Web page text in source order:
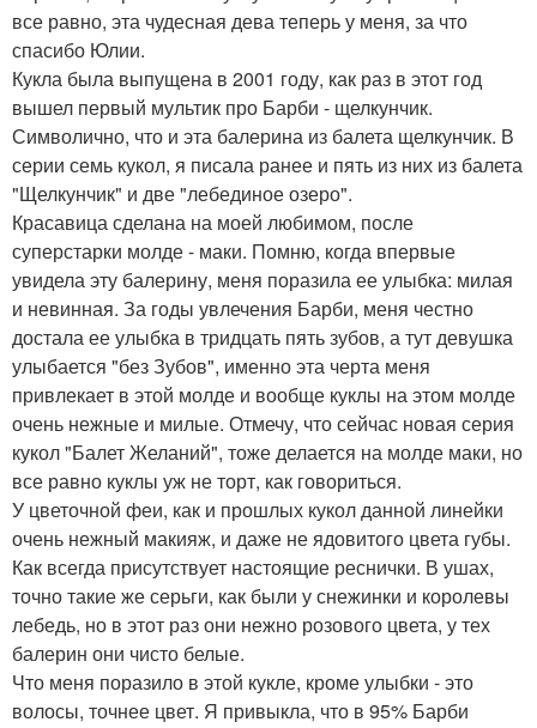
все равно, эта чудесная дева теперь у меня, за что
спасибо Юлии.
Кукла была выпущена в 2001 году, как раз в этот год
вышел первый мультик про Барби - щелкунчик.
Символично, что и эта балерина из балета щелкунчик. В
серии семь кукол, я писала ранее и пять из них из балета
"Щелкунчик" и две "лебединое озеро".
Красавица сделана на моей любимом, после
суперстарки молде - маки. Помню, когда впервые
увидела эту балерину, меня поразила ее улыбка: милая
и невинная. За годы увлечения Барби, меня честно
достала ее улыбка в тридцать пять зубов, а тут девушка
улыбается "без Зубов", именно эта черта меня
привлекает в этой молде и вообще куклы на этом молде
очень нежные и милые. Отмечу, что сейчас новая серия
кукол "Балет Желаний", тоже делается на молде маки, но
все равно куклы уж не торт, как говориться.
У цветочной феи, как и прошлых кукол данной линейки
очень нежный макияж, и даже не ядовитого цвета губы.
Как всегда присутствует настоящие реснички. В ушах,
точно такие же серьги, как были у снежинки и королевы
лебедь, но в этот раз они нежно розового цвета, у тех
балерин они чисто белые.
Что меня поразило в этой кукле, кроме улыбки - это
волосы, точнее цвет. Я привыкла, что в 95% Барби